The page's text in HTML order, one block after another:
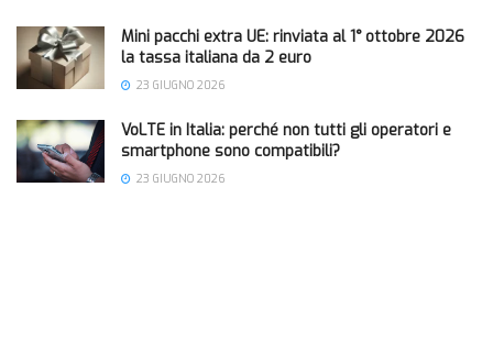
Mini pacchi extra UE: rinviata al 1° ottobre 2026
la tassa italiana da 2 euro
23 GIUGNO 2026
VoLTE in Italia: perché non tutti gli operatori e
smartphone sono compatibili?
23 GIUGNO 2026